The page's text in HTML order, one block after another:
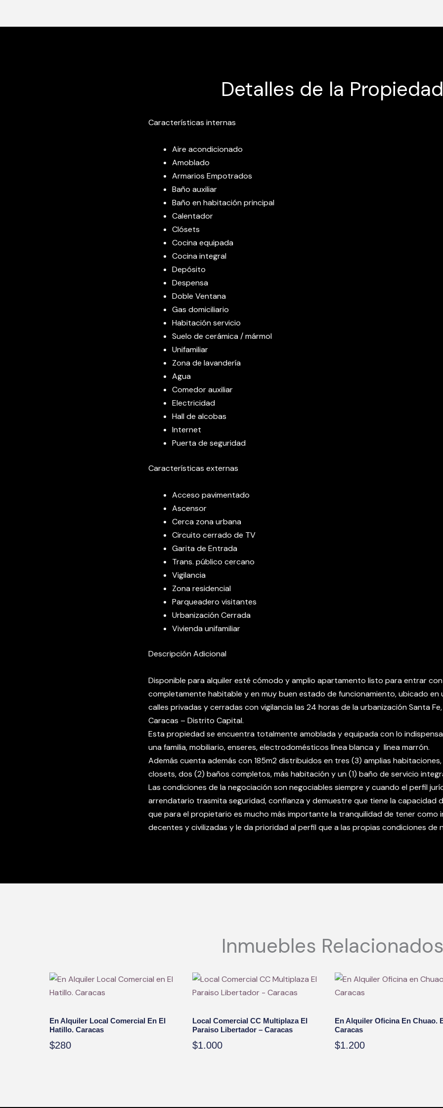
Detalles de la Propiedad
Características internas
Aire acondicionado
Amoblado
Armarios Empotrados
Baño auxiliar
Baño en habitación principal
Calentador
Clósets
Cocina equipada
Cocina integral
Depósito
Despensa
Doble Ventana
Gas domiciliario
Habitación servicio
Suelo de cerámica / mármol
Unifamiliar
Zona de lavandería
Agua
Comedor auxiliar
Electricidad
Hall de alcobas
Internet
Puerta de seguridad
Características externas
Acceso pavimentado
Ascensor
Cerca zona urbana
Circuito cerrado de TV
Garita de Entrada
Trans. público cercano
Vigilancia
Zona residencial
Parqueadero visitantes
Urbanización Cerrada
Vivienda unifamiliar
Descripción Adicional
Disponible para alquiler esté cómodo y amplio apartamento listo para entrar
completamente habitable y en muy buen estado de funcionamiento, ubicado en
calles privadas y cerradas con vigilancia las 24 horas de la urbanización Santa
Caracas – Distrito Capital.
Esta propiedad se encuentra totalmente amoblada y equipada con lo
una familia, mobiliario, enseres, electrodomésticos línea blanca y línea marrón.
Además cuenta además con 185m2 distribuidos en tres (3) amplias
closets, dos (2) baños completos, más habitación y un (1) baño de servicio
Las condiciones de la negociación son negociables siempre y cuando el perfil
arrendatario trasmita seguridad, confianza y demuestre que tiene la capacidad
que para el propietario es mucho más importante la tranquilidad de tener como
decentes y civilizadas y le da prioridad al perfil que a las propias condiciones de
Inmuebles Relacionados
En Alquiler Local Comercial En El
Hatillo. Caracas
$280
Local Comercial CC Multiplaza El
Paraiso Libertador – Caracas
$1.000
En Alquiler Oficina En Chuao.
Caracas
$1.200